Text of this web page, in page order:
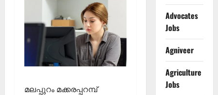
മലപ്പുറം മക്കരപ്പറമ്പ്
Advocates
Jobs
Agniveer
Agriculture
Jobs